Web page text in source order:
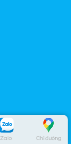
Zalo Chỉ đường